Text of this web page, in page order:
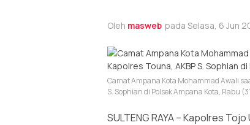
Oleh masweb pada Selasa, 6 Jun
Camat Ampana Kota Mohammad Awali
S. Sophian di Polsek Ampana Kota, Rabu
SULTENG RAYA – Kapolres